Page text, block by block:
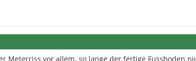
Meterriss vor allem, so lange der fertige Fussboden